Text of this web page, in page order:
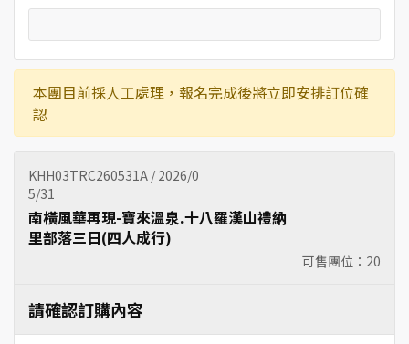
本團目前採人工處理，報名完成後將立即安排訂位確
認
KHH03TRC260531A / 2026/0
5/31
可售團位： 20
南橫風華再現-寶來溫泉.十八羅漢山禮納
里部落三日(四人成行)
請確認訂購內容